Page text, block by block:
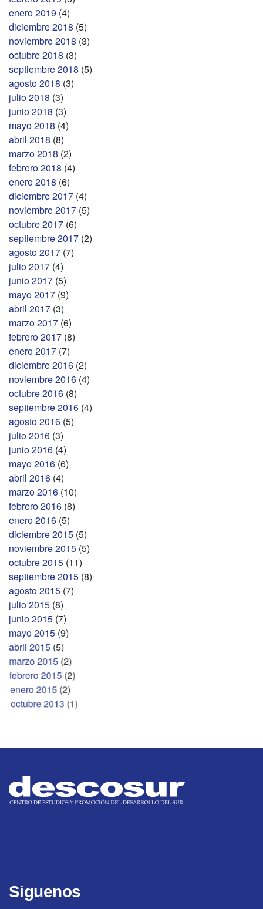
enero 2019 (4)
diciembre 2018 (5)
noviembre 2018 (3)
octubre 2018 (3)
septiembre 2018 (5)
agosto 2018 (3)
julio 2018 (3)
junio 2018 (3)
mayo 2018 (4)
abril 2018 (8)
marzo 2018 (2)
febrero 2018 (4)
enero 2018 (6)
diciembre 2017 (4)
noviembre 2017 (5)
octubre 2017 (6)
septiembre 2017 (2)
agosto 2017 (7)
julio 2017 (4)
junio 2017 (5)
mayo 2017 (9)
abril 2017 (3)
marzo 2017 (6)
febrero 2017 (8)
enero 2017 (7)
diciembre 2016 (2)
noviembre 2016 (4)
octubre 2016 (8)
septiembre 2016 (4)
agosto 2016 (5)
julio 2016 (3)
junio 2016 (4)
mayo 2016 (6)
abril 2016 (4)
marzo 2016 (10)
febrero 2016 (8)
enero 2016 (5)
diciembre 2015 (5)
noviembre 2015 (5)
octubre 2015 (11)
septiembre 2015 (8)
agosto 2015 (7)
julio 2015 (8)
junio 2015 (7)
mayo 2015 (9)
abril 2015 (5)
marzo 2015 (2)
febrero 2015 (2)
enero 2015(2)
octubre 2013(1)
Siguenos